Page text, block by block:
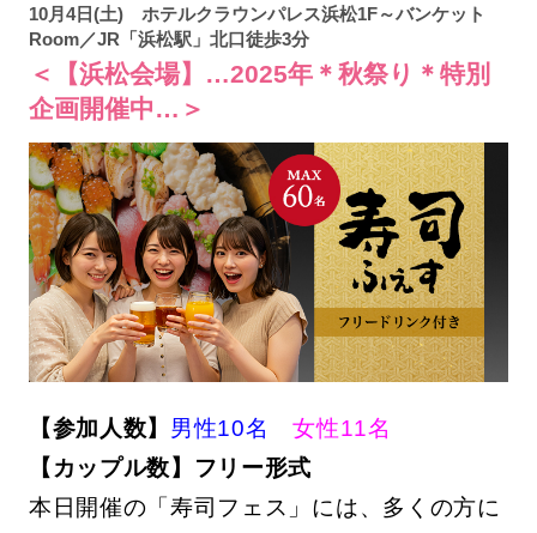
10月4日(土) ホテルクラウンパレス浜松1F～バンケット
Room／JR「浜松駅」北口徒歩3分
＜【浜松会場】…2025年＊秋祭り＊特別
企画開催中…＞
【参加人数】 男性10名
女性11名
【カップル数】フリー形式
本日開催の「寿司フェス」には、多くの方に